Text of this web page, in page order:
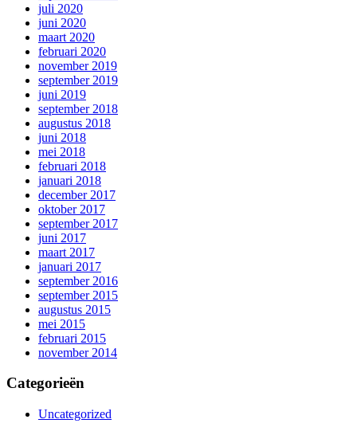
juli 2020
juni 2020
maart 2020
februari 2020
november 2019
september 2019
juni 2019
september 2018
augustus 2018
juni 2018
mei 2018
februari 2018
januari 2018
december 2017
oktober 2017
september 2017
juni 2017
maart 2017
januari 2017
september 2016
september 2015
augustus 2015
mei 2015
februari 2015
november 2014
Categorieën
Uncategorized